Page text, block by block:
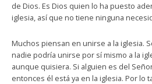
de Dios. Es Dios quien lo ha puesto
iglesia, así que no tiene ninguna
Muchos piensan en unirse a la iglesia.
nadie podría unirse por sí mismo a la
aunque quisiera. Si alguien es del
entonces él está ya en la iglesia. Por lo